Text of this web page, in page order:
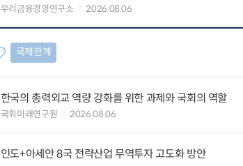
우리금융경영연구소 2026.08.06
국제관계
한국의 총력외교 역량 강화를 위한 과제와 국회의 역할
국회미래연구원 2026.08.06
인도+아세안 8국 전략산업 무역투자 고도화 방안